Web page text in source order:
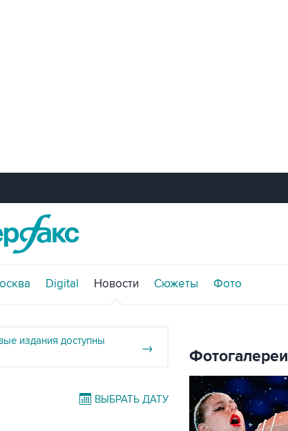
Digital Новости Сюжеты Фото
издания доступны
→
ВЫБРАТЬ ДАТУ
Фотогалереи